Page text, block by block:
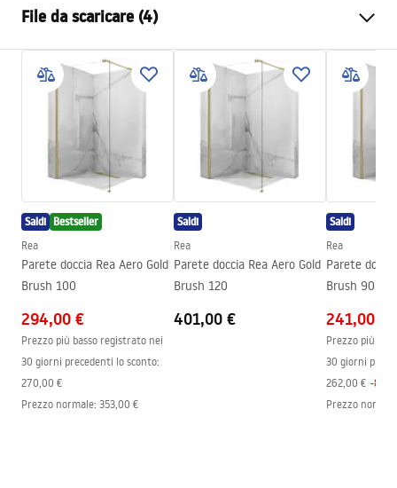
Materiale
Tipo di rubinetto
Monocomando
Metodo di installazione
Da incasso
Regolazione dell’altezza
Bocca vasca
Regolazione della pressione
Sistema Anti-Calc
Tecnologia del rivestimento
Garanzia
File da scaricare (4)
Informazioni sulla sicurezza
Safety_Information_Shower_set.pdf
Condizioni di garanzia
Warranty_Terms_and_Conditions_Faucets_-_5.pdf
Istruzioni di montaggio
shower_set.pdf
Pielęgnacja
Pielegnacja.pdf
Saldi Bestseller
Rea
Parete doccia Rea Aero Gold
Brush 100
294,00 €
Prezzo più basso registrato nei
30 giorni precedenti lo sconto:
270,00 €
Prezzo normale: 353,00 €
Saldi
Rea
Parete doccia Rea Aero Gold
Brush 120
401,00 €
Saldi
Rea
Parete
Brush 90
241,00 €
Prezzo più
30 giorni
262,00 € -8
Prezzo